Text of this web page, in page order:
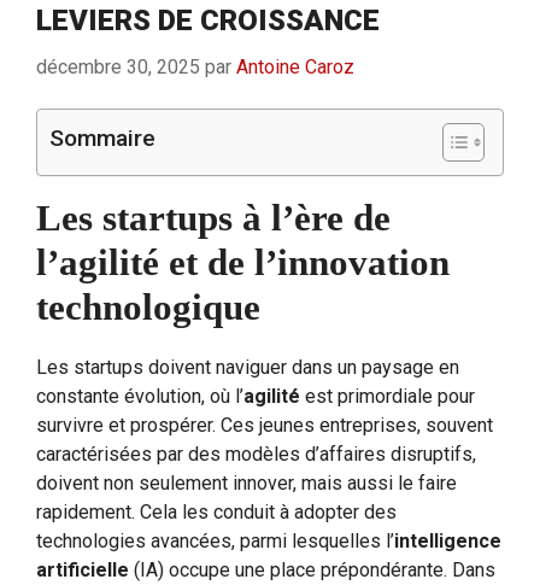
LEVIERS DE CROISSANCE
décembre 30, 2025 par Antoine Caroz
Sommaire
Les startups à l’ère de
l’agilité et de l’innovation
technologique
Les startups doivent naviguer dans un paysage en
constante évolution, où l’agilité est primordiale pour
survivre et prospérer. Ces jeunes entreprises, souvent
caractérisées par des modèles d’affaires disruptifs,
doivent non seulement innover, mais aussi le faire
rapidement. Cela les conduit à adopter des
technologies avancées, parmi lesquelles l’intelligence
artificielle (IA) occupe une place prépondérante. Dans